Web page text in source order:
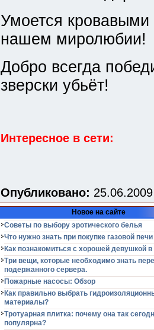
Умоется кровавыми
нашем миролюбии!
Добро всегда
зверски убьёт!
Интересное в сети:
Опубликовано:
Новое на сайте
Советы по выбору эротического белья
Что нужно знать при покупке газовой печи
Как познакомиться с хорошей девушкой в
Три вещи, которые необходимо знать
подержанного сервера.
Пожарные насосы: Обзор
Как правильно выбрать
материалы?
Тротуарная плитка: почему она так
популярна?